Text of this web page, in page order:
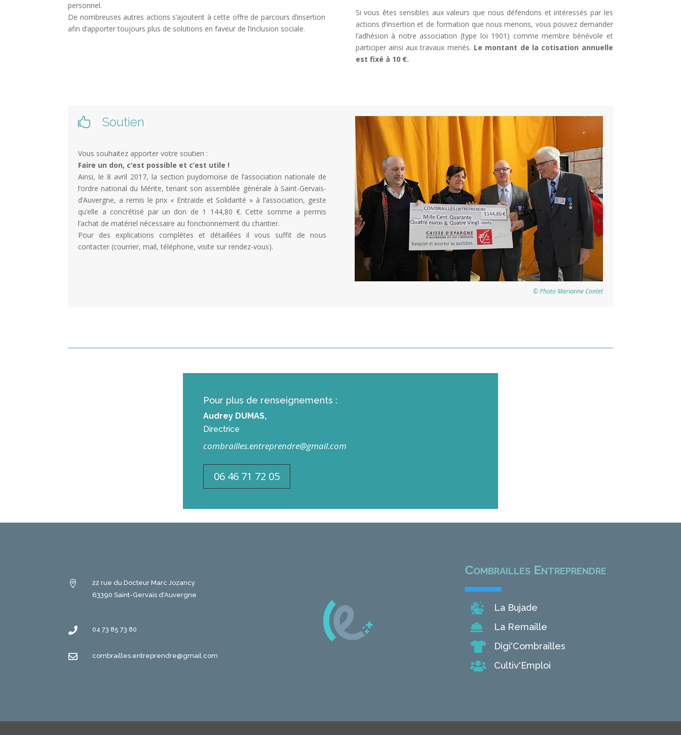
personnel.
De nombreuses autres actions s’ajoutent à cette offre de parcours d’insertion
afin d’apporter toujours plus de solutions en faveur de l’inclusion sociale.
Si vous êtes sensibles aux valeurs que nous défendons et intéressés par les
actions d’insertion et de formation que nous menons, vous pouvez demander
l’adhésion à notre association (type loi 1901) comme membre bénévole et
participer ainsi aux travaux menés. Le montant de la cotisation annuelle
est fixé à 10 €.
 Soutien
Vous souhaitez apporter votre soutien :
Faire un don, c’est possible et c’est utile !
Ainsi, le 8 avril 2017, la section puydomoise de l’association nationale de
l’ordre national du Mérite, tenant son assemblée générale à Saint-Gervais-
d’Auvergne, a remis le prix « Entraide et Solidarité » à l’association, geste
qu’elle a concrétisé par un don de 1 144,80 €. Cette somme a permis
l’achat de matériel nécessaire au fonctionnement du chantier.
Pour des explications complètes et détaillées il vous suffit de nous
contacter (courrier, mail, téléphone, visite sur rendez-vous).
© Photo Marianne Contet
Pour plus de renseignements :
Audrey DUMAS,
Directrice
combrailles.entreprendre@gmail.com
06 46 71 72 05

22 rue du Docteur Marc Jozancy
63390 Saint-Gervais d'Auvergne
 04 73 85 73 80
 combrailles.entreprendre@gmail.com
Combrailles Entreprendre
 La Bujade
 La Remaille
 Digi'Combrailles
 Cultiv'Emploi